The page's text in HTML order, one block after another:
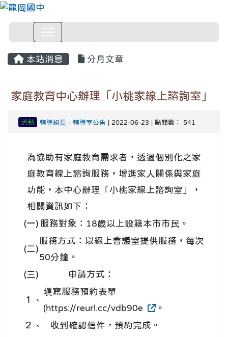
本站消息 分月文章
家庭教育中心辦理「小桃家線上諮詢室」
活動 輔導組長 - 輔導室公告 | 2022-06-23 | 點閱數： 541
為協助有家庭教育需求者，透過個別化之家
庭教育線上諮詢服務，增進家人關係與家庭
功能，本中心辦理「小桃家線上諮詢室」，
相關資訊如下：
(一) 服務對象：18歲以上設籍本市市民。
(二)
服務方式：以線上會議室提供服務，每次
50分鐘。
(三)
申請方式：
１、
填寫服務預約表單
(https://reurl.cc/vdb90e
。
２、
收到確認信件，預約完成。